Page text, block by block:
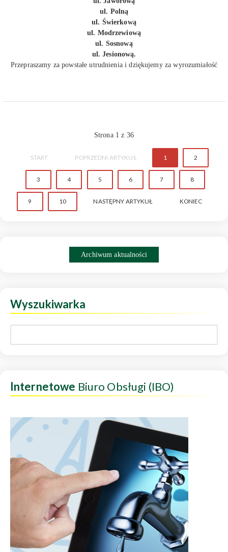
ul. Polną
ul. Świerkową
ul. Modrzewiową
ul. Sosnową
ul. Jesionową.
Przepraszamy za powstałe utrudnienia i dziękujemy za wyrozumiałość
Strona 1 z 36
START POPRZEDNI ARTYKUŁ 1 2
3 4 5 6 7 8
9 10 NASTĘPNY ARTYKUŁ KONIEC
Archiwum aktualności
Wyszukiwarka
Internetowe Biuro Obsługi (IBO)